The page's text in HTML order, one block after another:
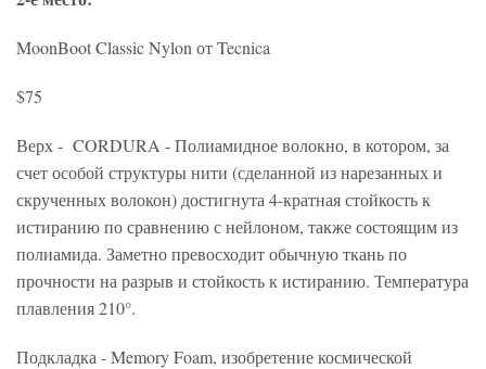
MoonBoot Classic Nylon от Tecnica
$75
Верх - CORDURA - Полиамидное волокно, в котором, за
счет особой структуры нити (сделанной из нарезанных и
скрученных волокон) достигнута 4-кратная стойкость к
истиранию по сравнению с нейлоном, также состоящим из
полиамида. Заметно превосходит обычную ткань по
прочности на разрыв и стойкость к истиранию. Температура
плавления 210°.
Подкладка - Memory Foam, изобретение космической